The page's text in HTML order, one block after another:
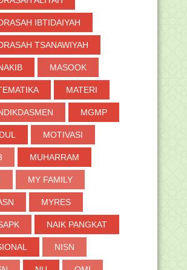
IBTIDAIYAH
TSANAWIYAH
MASOOK
MATERI
MGMP
MOTIVASI
MUHARRAM
MY FAMILY
MYRES
NAIK PANGKAT
NISN